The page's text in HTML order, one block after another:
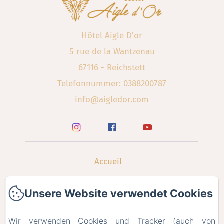
Hôtel Aigle D'or
5 rue de la Wantzenau
67116 - Reichstett
Telefonnummer: 0388200787
info@aigledor.com
Accueil
Unsere Website verwendet Cookies
Wir verwenden Cookies und Tracker (auch von